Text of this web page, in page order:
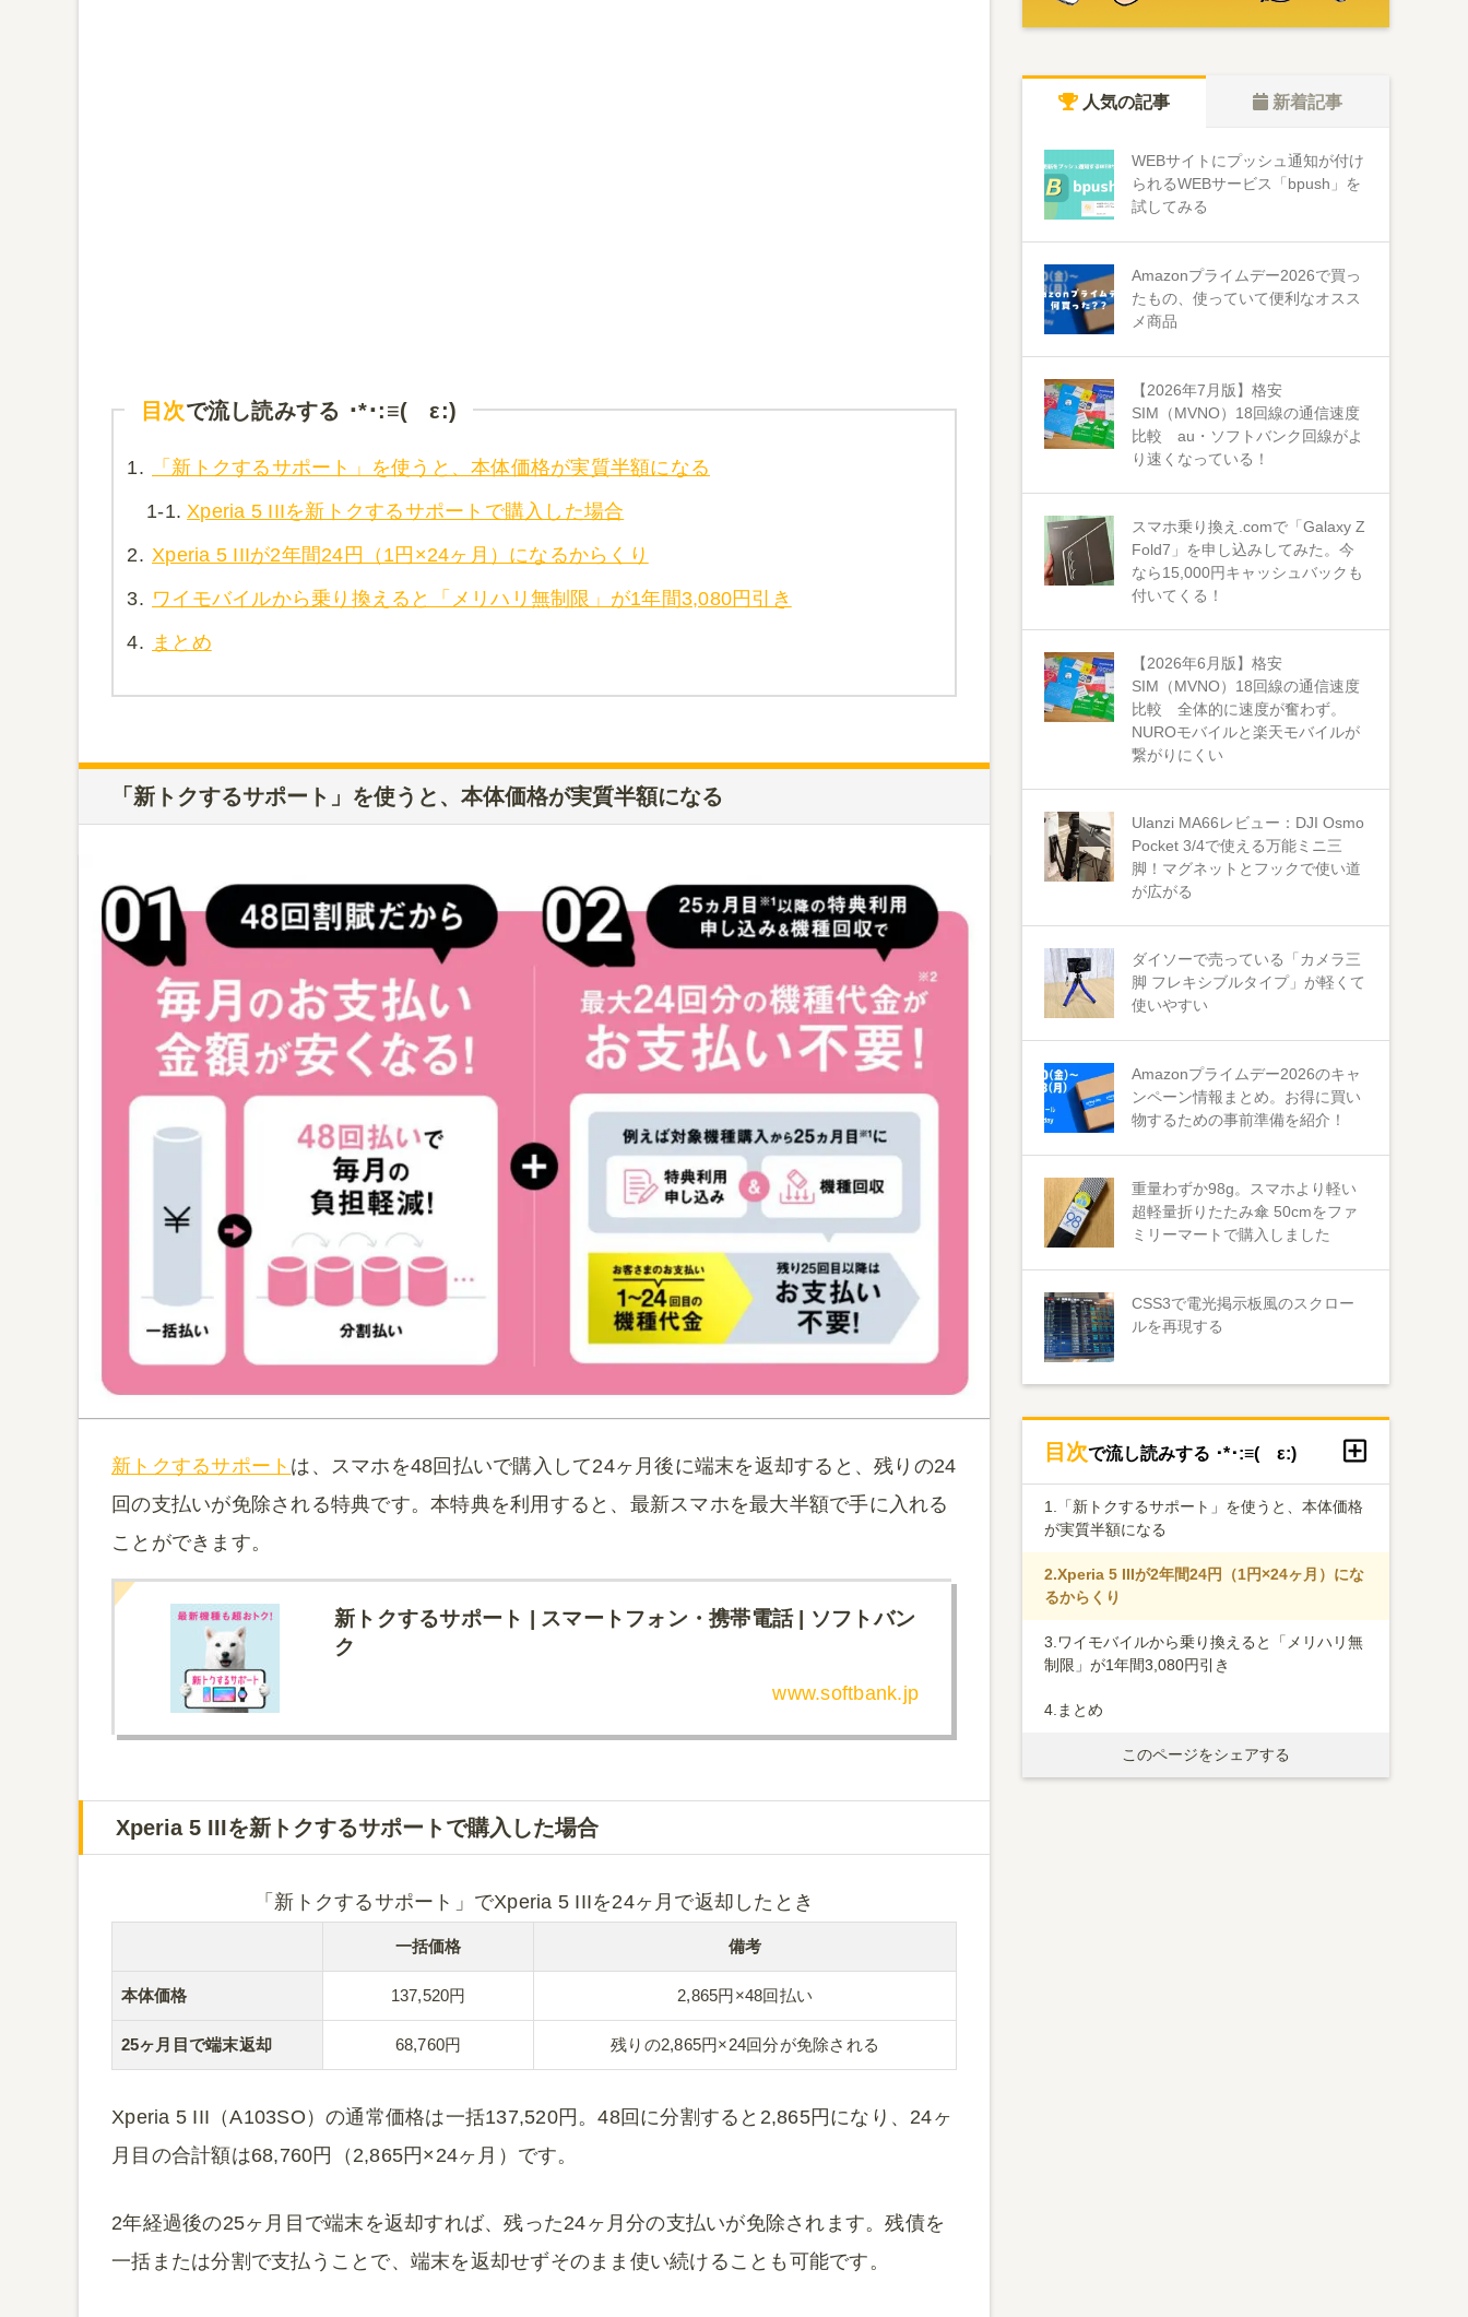
目次で流し読みする ･*･:≡( ε:)
1.
「新トクするサポート」を使うと、本体価格が実質半額になる
1-1. Xperia 5 IIIを新トクするサポートで購入した場合
2. Xperia 5 IIIが2年間24円（1円×24ヶ月）になるからくり
3. ワイモバイルから乗り換えると「メリハリ無制限」が1年間3,080円引き
4. まとめ
「新トクするサポート」を使うと、本体価格が実質半額になる
新トクするサポート は、スマホを48回払いで購入して24ヶ月後に端末を返却すると、残りの24
回の支払いが免除される特典です。本特典を利用すると、最新スマホを最大半額で手に入れる
ことができます。
新トクするサポート | スマートフォン・携帯電話 | ソフトバン
ク
www.softbank.jp
Xperia 5 IIIを新トクするサポートで購入した場合
「新トクするサポート」でXperia 5 IIIを24ヶ月で返却したとき
一括価格 備考
本体価格 137,520円 2,865円×48回払い
25ヶ月目で端末返却 68,760円 残りの2,865円×24回分が免除される
Xperia 5 III（A103SO）の通常価格は一括137,520円。48回に分割すると2,865円になり、24ヶ
月目の合計額は68,760円（2,865円×24ヶ月）です。
2年経過後の25ヶ月目で端末を返却すれば、残った24ヶ月分の支払いが免除されます。残債を
一括または分割で支払うことで、端末を返却せずそのまま使い続けることも可能です。
人気の記事 新着記事
WEBサイトにプッシュ通知が付け
られるWEBサービス「bpush」を
試してみる
Amazonプライムデー2026で買っ
たもの、使っていて便利なオスス
メ商品
【2026年7月版】格安
SIM（MVNO）18回線の通信速度
比較 au・ソフトバンク回線がよ
り速くなっている！
スマホ乗り換え.comで「Galaxy Z
Fold7」を申し込みしてみた。今
なら15,000円キャッシュバックも
付いてくる！
【2026年6月版】格安
SIM（MVNO）18回線の通信速度
比較 全体的に速度が奮わず。
NUROモバイルと楽天モバイルが
繋がりにくい
Ulanzi MA66レビュー：DJI Osmo
Pocket 3/4で使える万能ミニ三
脚！マグネットとフックで使い道
が広がる
ダイソーで売っている「カメラ三
脚 フレキシブルタイプ」が軽くて
使いやすい
Amazonプライムデー2026のキャ
ンペーン情報まとめ。お得に買い
物するための事前準備を紹介！
重量わずか98g。スマホより軽い
超軽量折りたたみ傘 50cmをファ
ミリーマートで購入しました
CSS3で電光掲示板風のスクロー
ルを再現する
目次で流し読みする ･*･:≡( ε:)
1.
「新トクするサポート」を使うと、本体価格
が実質半額になる
2.Xperia 5 IIIが2年間24円（1円×24ヶ月）にな
るからくり
3. ワイモバイルから乗り換えると「メリハリ無
制限」が1年間3,080円引き
4. まとめ
このページをシェアする